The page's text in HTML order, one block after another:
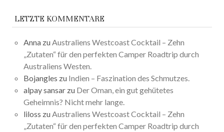
LETZTE KOMMENTARE
Anna zuAustraliens Westcoast Cocktail – Zehn
„Zutaten“ für den perfekten Camper Roadtrip durch
Australiens Westen.
Bojangles zu Indien – Faszination des Schmutzes.
alpay sansar zu Der Oman, ein gut gehütetes
Geheimnis? Nicht mehr lange.
liloss zuAustraliens Westcoast Cocktail – Zehn
„Zutaten“ für den perfekten Camper Roadtrip durch